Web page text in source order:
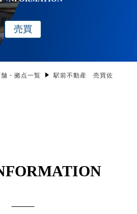
売買
舗・拠点一覧
駅前不動産 売買佐